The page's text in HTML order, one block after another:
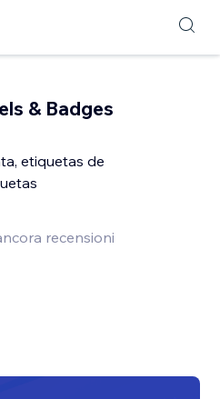
& Badges
etiquetas de
recensioni